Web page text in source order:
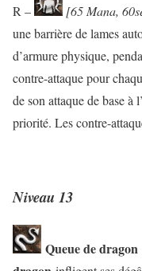
R – [65 Mana,
une barrière de lames
d’armure physique,
contre-attaque pour
de son attaque de base à
priorité. Les contre-
Niveau 13
Queue de dragon